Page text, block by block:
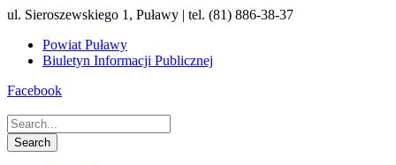
ul. Sieroszewskiego 1, Puławy | tel. (81) 886-38-37
Powiat Puławy
Biuletyn Informacji Publicznej
Facebook